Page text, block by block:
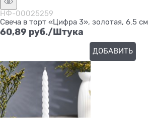
НФ-00025259
Свеча в торт «Цифра 3», золотая, 6.5 см
60,89 руб./Штука
ДОБАВИТЬ